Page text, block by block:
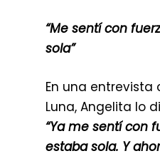
“Me sentí con
sola”
En una entrevista
Luna, Angelita lo
“Ya me sentí con
estaba sola. Y